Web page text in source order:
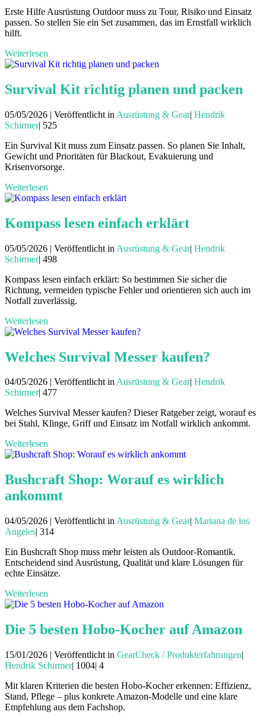
Erste Hilfe Ausrüstung Outdoor muss zu Tour, Risiko und Einsatz
passen. So stellen Sie ein Set zusammen, das im Ernstfall wirklich
hilft.
Weiterlesen
Survival Kit richtig planen und packen
05/05/2026 | Veröffentlicht in Ausrüstung & Gear| Hendrik
Schirmer| 525
Ein Survival Kit muss zum Einsatz passen. So planen Sie Inhalt,
Gewicht und Prioritäten für Blackout, Evakuierung und
Krisenvorsorge.
Weiterlesen
Kompass lesen einfach erklärt
05/05/2026 | Veröffentlicht in Ausrüstung & Gear| Hendrik
Schirmer| 498
Kompass lesen einfach erklärt: So bestimmen Sie sicher die
Richtung, vermeiden typische Fehler und orientieren sich auch im
Notfall zuverlässig.
Weiterlesen
Welches Survival Messer kaufen?
04/05/2026 | Veröffentlicht inAusrüstung & Gear| Hendrik
Schirmer| 477
Welches Survival Messer kaufen? Dieser Ratgeber zeigt, worauf es
bei Stahl, Klinge, Griff und Einsatz im Notfall wirklich ankommt.
Weiterlesen
Bushcraft Shop: Worauf es wirklich
ankommt
04/05/2026 | Veröffentlicht in Ausrüstung & Gear| Mariana de los
Angeles| 314
Ein Bushcraft Shop muss mehr leisten als Outdoor-Romantik.
Entscheidend sind Ausrüstung, Qualität und klare Lösungen für
echte Einsätze.
Weiterlesen
Die 5 besten Hobo-Kocher auf Amazon
15/01/2026 | Veröffentlicht in GearCheck / Produkterfahrungen|
Hendrik Schirmer| 1004| 4
Mit klaren Kriterien die besten Hobo-Kocher erkennen: Effizienz,
Stand, Pflege – plus konkrete Amazon-Modelle und eine klare
Empfehlung aus dem Fachshop.